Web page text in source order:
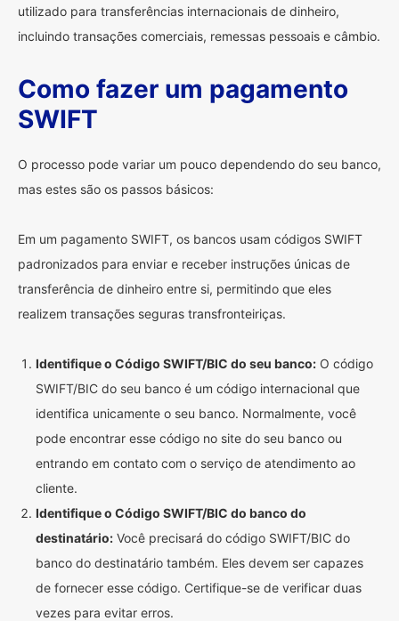
utilizado para transferências internacionais de dinheiro,
incluindo transações comerciais, remessas pessoais e câmbio.
Como fazer um pagamento
SWIFT
O processo pode variar um pouco dependendo do seu banco,
mas estes são os passos básicos:
Em um pagamento SWIFT, os bancos usam códigos SWIFT
padronizados para enviar e receber instruções únicas de
transferência de dinheiro entre si, permitindo que eles
realizem transações seguras transfronteiriças.
Identifique o Código SWIFT/BIC do seu banco: O código
SWIFT/BIC do seu banco é um código internacional que
identifica unicamente o seu banco. Normalmente, você
pode encontrar esse código no site do seu banco ou
entrando em contato com o serviço de atendimento ao
cliente.
Identifique o Código SWIFT/BIC do banco do
destinatário: Você precisará do código SWIFT/BIC do
banco do destinatário também. Eles devem ser capazes
de fornecer esse código. Certifique-se de verificar duas
vezes para evitar erros.